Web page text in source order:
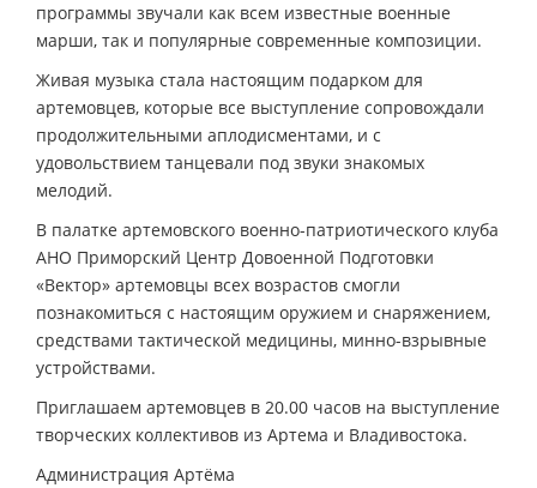
программы звучали как всем известные военные
марши, так и популярные современные композиции.
Живая музыка стала настоящим подарком для
артемовцев, которые все выступление сопровождали
продолжительными аплодисментами, и с
удовольствием танцевали под звуки знакомых
мелодий.
В палатке артемовского военно-патриотического клуба
АНО Приморский Центр Довоенной Подготовки
«Вектор» артемовцы всех возрастов смогли
познакомиться с настоящим оружием и снаряжением,
средствами тактической медицины, минно-взрывные
устройствами.
Приглашаем артемовцев в 20.00 часов на выступление
творческих коллективов из Артема и Владивостока.
Администрация Артёма